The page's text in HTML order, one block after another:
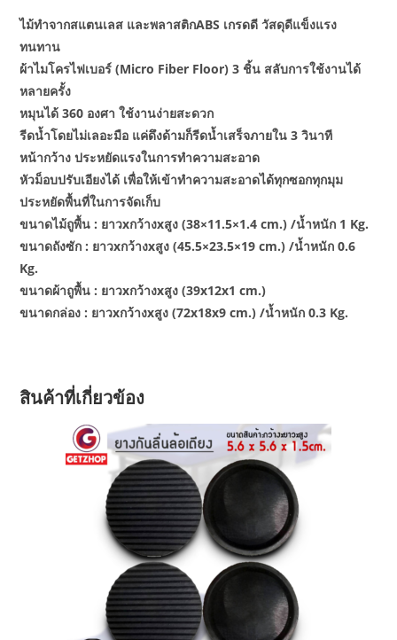
ไม้ทำจากสแตนเลส และพลาสติกABS เกรดดี วัสดุดีแข็งแรง
ทนทาน
ผ้าไมโครไฟเบอร์ (Micro Fiber Floor) 3 ชิ้น สลับการใช้งานได้
หลายครั้ง
หมุนได้ 360 องศา ใช้งานง่ายสะดวก
รีดน้ำโดยไม่เลอะมือ แค่ดึงด้ามก็รีดน้ำเสร็จภายใน 3 วินาที
หน้ากว้าง ประหยัดแรงในการทำความสะอาด
หัวม็อบปรับเอียงได้ เพื่อให้เข้าทำความสะอาดได้ทุกซอกทุกมุม
ประหยัดพื้นที่ในการจัดเก็บ
ขนาดไม้ถูพื้น : ยาวxกว้างxสูง (38×11.5×1.4 cm.) /น้ำหนัก 1 Kg.
ขนาดถังซัก : ยาวxกว้างxสูง (45.5×23.5×19 cm.) /น้ำหนัก 0.6
Kg.
ขนาดผ้าถูพื้น : ยาวxกว้างxสูง (39x12x1 cm.)
ขนาดกล่อง : ยาวxกว้างxสูง (72x18x9 cm.) /น้ำหนัก 0.3 Kg.
สินค้าที่เกี่ยวข้อง